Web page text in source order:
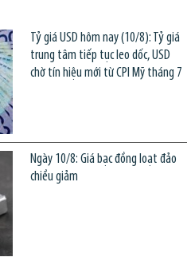
Tỷ giá USD hôm nay (10/8): Tỷ giá
trung tâm tiếp tục leo dốc, USD
chờ tín hiệu mới từ CPI Mỹ tháng 7
Ngày 10/8: Giá bạc đồng loạt đảo
chiều giảm